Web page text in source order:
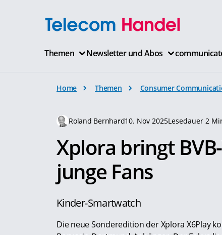
Themen Newsletter und Abos
Home Themen Consumer
Roland Bernhard10. Nov 2025Lesedauer 2
Xplora bringt
junge Fans
Kinder-Smartwatch
Die neue Sonderedition der Xplora X6Play